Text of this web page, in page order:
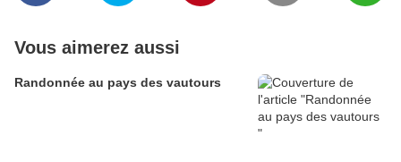
Vous aimerez aussi
Randonnée au pays des vautours